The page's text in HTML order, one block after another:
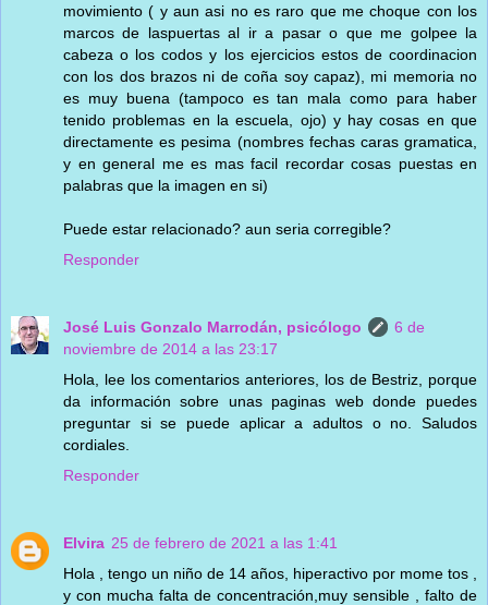
movimiento ( y aun asi no es raro que me choque con los
marcos de laspuertas al ir a pasar o que me golpee la
cabeza o los codos y los ejercicios estos de coordinacion
con los dos brazos ni de coña soy capaz), mi memoria no
es muy buena (tampoco es tan mala como para haber
tenido problemas en la escuela, ojo) y hay cosas en que
directamente es pesima (nombres fechas caras gramatica,
y en general me es mas facil recordar cosas puestas en
palabras que la imagen en si)
Puede estar relacionado? aun seria corregible?
Responder
José Luis Gonzalo Marrodán, psicólogo
6 de
noviembre de 2014 a las 23:17
Hola, lee los comentarios anteriores, los de Bestriz, porque
da información sobre unas paginas web donde puedes
preguntar si se puede aplicar a adultos o no. Saludos
cordiales.
Responder
Elvira 25 de febrero de 2021 a las 1:41
Hola , tengo un niño de 14 años, hiperactivo por mome tos ,
y con mucha falta de concentración,muy sensible , falto de